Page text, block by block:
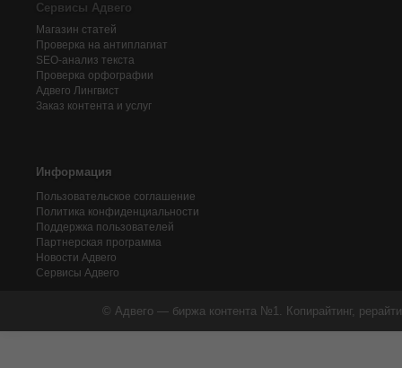
Сервисы Адвего
Магазин статей
Проверка на антиплагиат
SEO-анализ текста
Проверка орфографии
Адвего Лингвист
Заказ контента и услуг
Информация
Пользовательское соглашение
Политика конфиденциальности
Поддержка пользователей
Партнерская программа
Новости Адвего
Сервисы Адвего
© Адвего — биржа контента №1. Копирайтинг,